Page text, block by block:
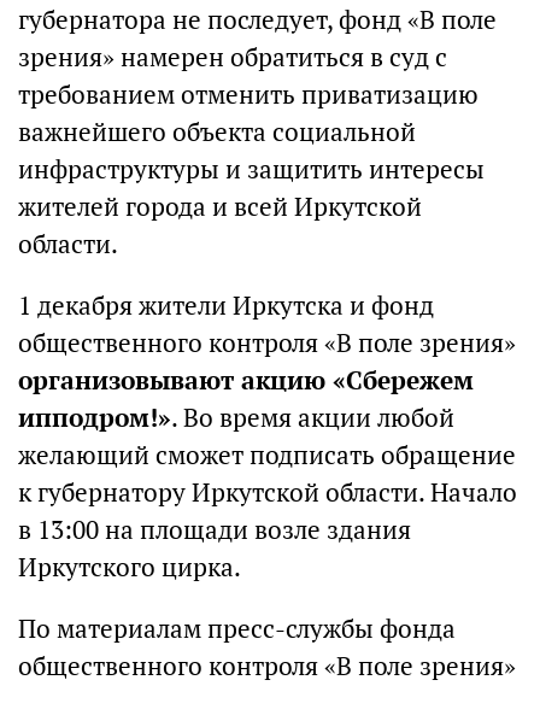
губернатора не последует, фонд «В поле
зрения» намерен обратиться в суд с
требованием отменить приватизацию
важнейшего объекта социальной
инфраструктуры и защитить интересы
жителей города и всей Иркутской
области.
1 декабря жители Иркутска и фонд
общественного контроля «В поле зрения»
организовывают акцию «Сбережем
ипподром!». Во время акции любой
желающий сможет подписать обращение
к губернатору Иркутской области. Начало
в 13:00 на площади возле здания
Иркутского цирка.
По материалам пресс-службы фонда
общественного контроля «В поле зрения»